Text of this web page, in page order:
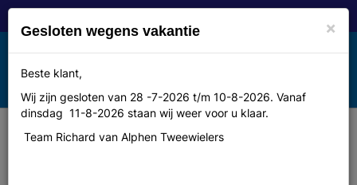
Toggle
navigation
MENU
Tacx Bidon shiva 750cc
×
Gesloten wegens vakantie
Beste klant,
Wij zijn gesloten van 28 -7-2026 t/m 10-8-2026. Vanaf
dinsdag 11-8-2026 staan wij weer voor u klaar.
Team Richard van Alphen Tweewielers